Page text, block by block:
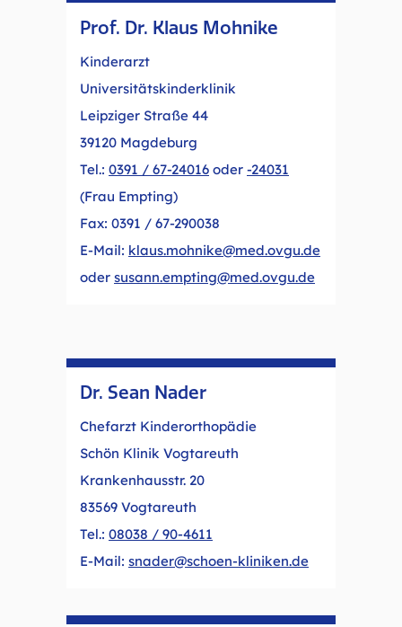
Prof. Dr. Klaus Mohnike
Kinderarzt
Universitätskinderklinik
Leipziger Straße 44
39120 Magdeburg
Tel.: 0391 / 67-24016 oder -24031
(Frau Empting)
Fax: 0391 / 67-290038
E-Mail: klaus.mohnike@med.ovgu.de
oder susann.empting@med.ovgu.de
Dr. Sean Nader
Chefarzt Kinderorthopädie
Schön Klinik Vogtareuth
Krankenhausstr. 20
83569 Vogtareuth
Tel.: 08038 / 90-4611
E-Mail: snader@schoen-kliniken.de